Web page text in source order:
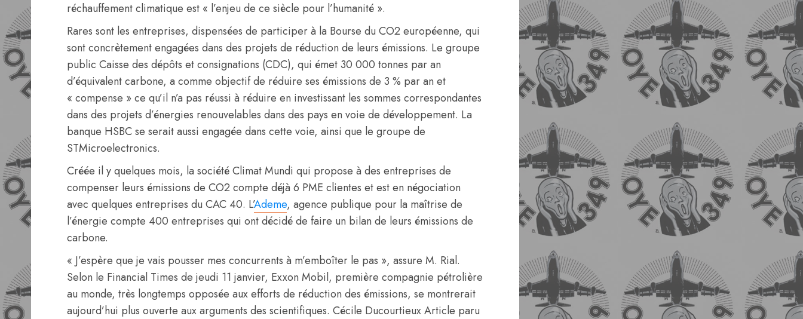
réchauffement climatique est « l’enjeu de ce siècle pour l’humanité ».
Rares sont les entreprises, dispensées de participer à la Bourse du CO2 européenne, qui
sont concrètement engagées dans des projets de réduction de leurs émissions. Le groupe
public Caisse des dépôts et consignations (CDC), qui émet 30 000 tonnes par an
d’équivalent carbone, a comme objectif de réduire ses émissions de 3 % par an et
« compense » ce qu’il n’a pas réussi à réduire en investissant les sommes correspondantes
dans des projets d’énergies renouvelables dans des pays en voie de développement. La
banque HSBC se serait aussi engagée dans cette voie, ainsi que le groupe de
STMicroelectronics.
Créée il y quelques mois, la société Climat Mundi qui propose à des entreprises de
compenser leurs émissions de CO2 compte déjà 6 PME clientes et est en négociation
avec quelques entreprises du CAC 40. L’Ademe, agence publique pour la maîtrise de
l’énergie compte 400 entreprises qui ont décidé de faire un bilan de leurs émissions de
carbone.
« J’espère que je vais pousser mes concurrents à m’emboîter le pas », assure M. Rial.
Selon le Financial Times de jeudi 11 janvier, Exxon Mobil, première compagnie pétrolière
au monde, très longtemps opposée aux efforts de réduction des émissions, se montrerait
aujourd’hui plus ouverte aux arguments des scientifiques. Cécile Ducourtieux Article paru